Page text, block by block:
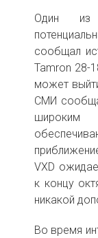
Один из
сообщал
Tamron 28-
может
СМИ
широким
VXD
к концу
никакой
Во время